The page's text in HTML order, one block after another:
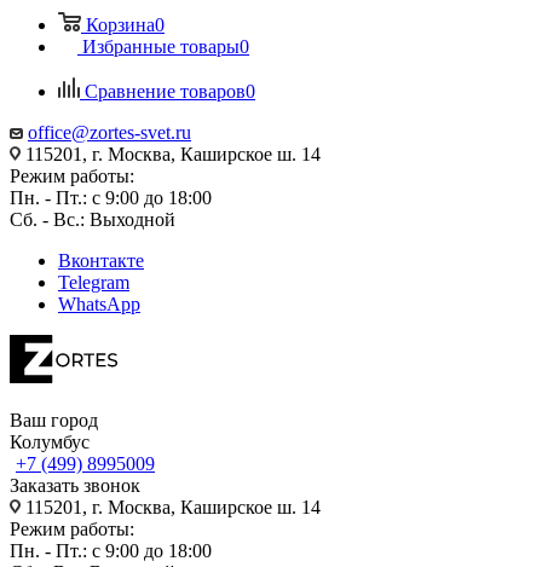
Корзина0
Избранные товары0
Сравнение товаров0
office@zortes-svet.ru
115201, г. Москва, Каширское ш. 14
Режим работы:
Пн. - Пт.: с 9:00 до 18:00
Сб. - Вс.: Выходной
Вконтакте
Telegram
WhatsApp
Ваш город
Колумбус
+7 (499) 8995009
Заказать звонок
115201, г. Москва, Каширское ш. 14
Режим работы:
Пн. - Пт.: с 9:00 до 18:00